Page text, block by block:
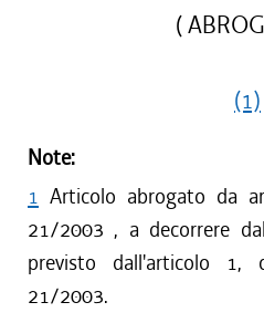
(
(1)
Note:
1 Articolo abrogato da
21/2003 , a decorrere
previsto dall'articolo 1,
21/2003.